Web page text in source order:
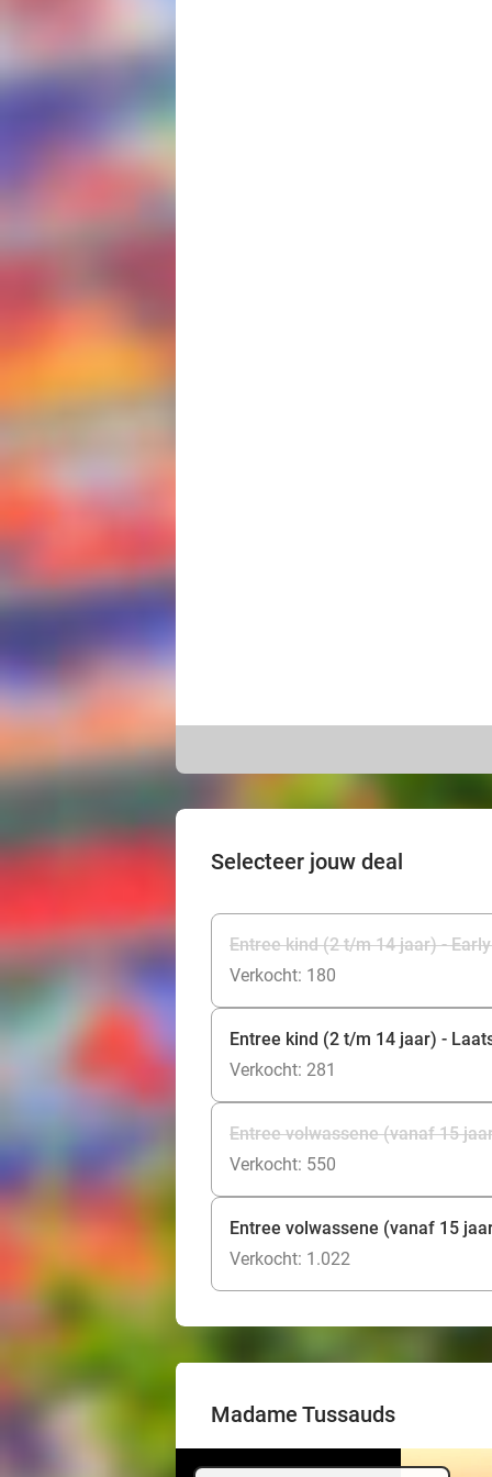
Selecteer jouw deal
Entree kind (2 t/m 14 jaar) -
Verkocht: 180
Entree kind (2 t/m 14 jaar) -
Verkocht: 281
Entree volwassene (vanaf 15
Verkocht: 550
Entree volwassene (vanaf 15
Verkocht: 1.022
Madame Tussauds